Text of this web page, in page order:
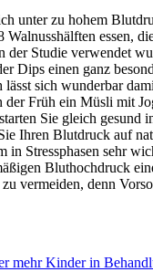
unter zu hohem
Walnusshälften essen,
der Studie verwendet
Dips einen ganz
lässt sich wunderbar
Früh ein Müsli mit
Sie gleich gesund
Ihren Blutdruck auf
in Stressphasen sehr
Bluthochdruck
vermeiden, denn
mehr Kinder in